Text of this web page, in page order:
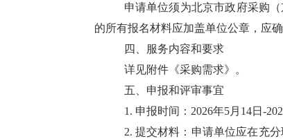
申请单位须为北京市政府采购
的所有报名材料应加盖单位公章，应
四、
服务内容和要求
详见附件《采购需求》。
五、 申报和评审事宜
1. 申报时间： 2026年5月14日-
2. 提交材料：申请单位应在充